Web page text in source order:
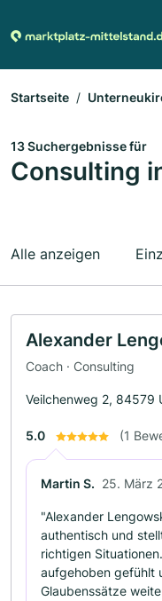
Startseite
13 Suchergebnisse für
Consulting
Alle anzeigen
Alexander
Coach · Consulting
Veilchenweg 2, 84579
5.0 (1
Martin S. 25. März
"Alexander
authentisch und
richtigen
aufgehoben gefühlt
Glaubenssätze